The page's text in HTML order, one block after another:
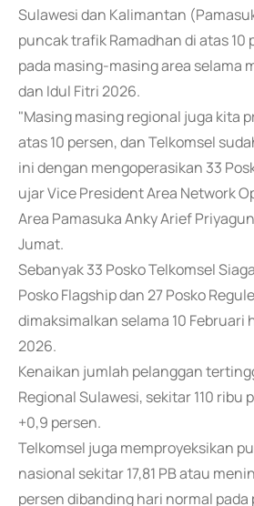
Sulawesi dan Kalimantan
puncak trafik Ramadhan di atas 10
pada masing-masing area selama
dan Idul Fitri 2026.
"Masing masing regional juga kita
atas 10 persen, dan Telkomsel
ini dengan mengoperasikan 33
ujar Vice President Area Network
Area Pamasuka Anky Arief
Jumat.
Sebanyak 33 Posko Telkomsel
Posko Flagship dan 27 Posko
dimaksimalkan selama 10 Februari
2026.
Kenaikan jumlah pelanggan
Regional Sulawesi, sekitar 110 ribu
+0,9 persen.
Telkomsel juga memproyeksikan
nasional sekitar 17,81 PB atau
persen dibanding hari normal pada